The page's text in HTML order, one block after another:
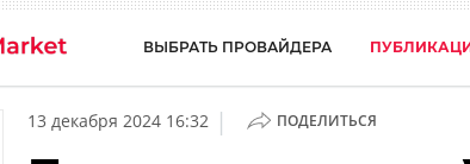
ВЫБРАТЬ ПРОВАЙДЕРА
13 декабря 2024 16:32 | ПОДЕЛИТЬСЯ